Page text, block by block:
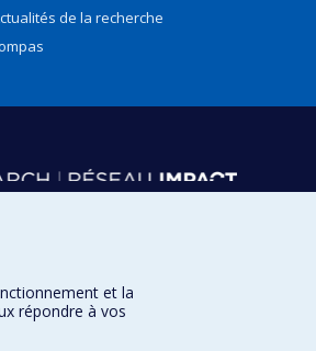
de la recherche
et la
répondre à vos